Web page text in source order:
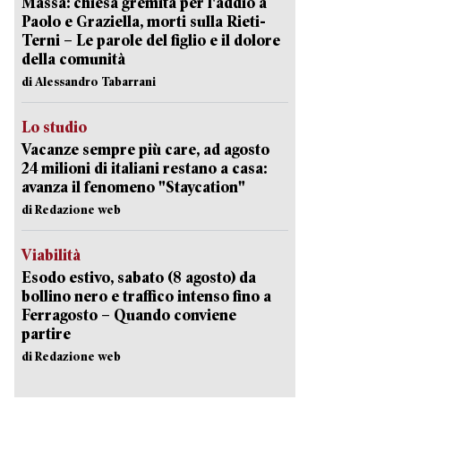
Paolo e Graziella, morti sulla Rieti-
Terni – Le parole del figlio e il dolore
della comunità
di Alessandro Tabarrani
Lo studio
Vacanze sempre più care, ad agosto
24 milioni di italiani restano a casa:
avanza il fenomeno "Staycation"
di Redazione web
Viabilità
Esodo estivo, sabato (8 agosto) da
bollino nero e traffico intenso fino a
Ferragosto – Quando conviene
partire
di Redazione web